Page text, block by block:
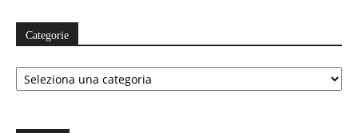
Categorie
Categorie